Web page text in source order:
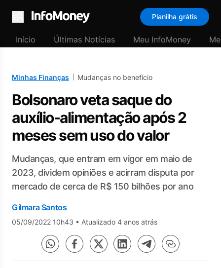
Menu
Planilha grátis
Início Últimas Notícias Meu InfoMoney
Minhas Finanças Mudanças no benefício
Bolsonaro veta saque do
auxílio-alimentação após 2
meses sem uso do valor
Mudanças, que entram em vigor em maio de
2023, dividem opiniões e acirram disputa por
mercado de cerca de R$ 150 bilhões por ano
Gilmara Santos
05/09/2022 10h43 • Atualizado 4 anos atrás